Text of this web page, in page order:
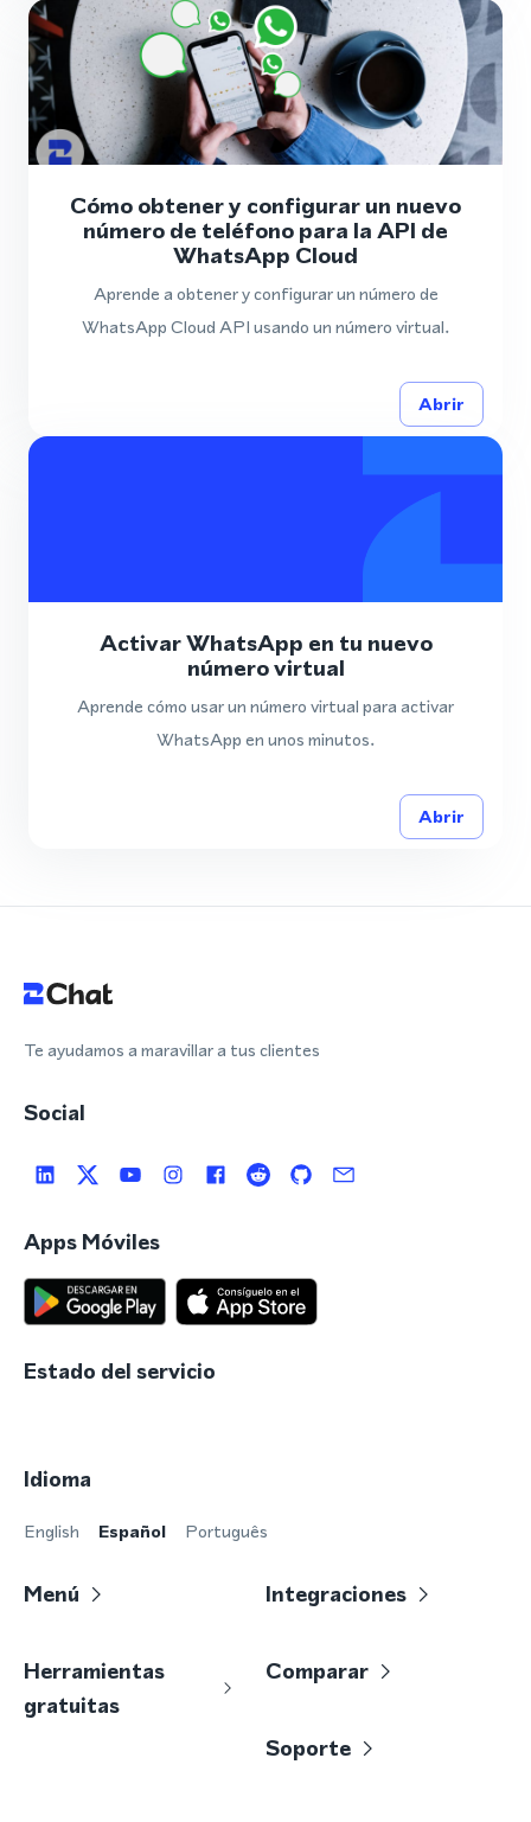
Cómo obtener y configurar un nuevo
número de teléfono para la API de
WhatsApp Cloud
Aprende a obtener y configurar un número de
WhatsApp Cloud API usando un número virtual.
Abrir
Activar WhatsApp en tu nuevo
número virtual
Aprende cómo usar un número virtual para activar
WhatsApp en unos minutos.
Abrir
Te ayudamos a maravillar a tus clientes
Social
Apps Móviles
Estado del servicio
Idioma
English Español Português
Menú Integraciones
Herramientas
gratuitas
Comparar
Soporte